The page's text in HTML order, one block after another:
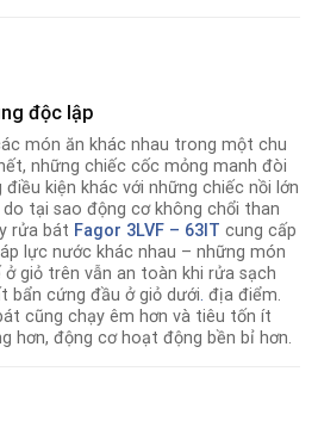
độc lập
món ăn khác nhau trong một chu
những chiếc cốc mỏng manh đòi
điều kiện khác với những chiếc nồi lớn
tại sao động cơ không chổi than
rửa bát Fagor 3LVF – 63IT cung cấp
lực nước khác nhau – những món
giỏ trên vẫn an toàn khi rửa sạch
bẩn cứng đầu ở giỏ dưới. địa điểm.
cũng chạy êm hơn và tiêu tốn ít
hơn, động cơ hoạt động bền bỉ hơn.